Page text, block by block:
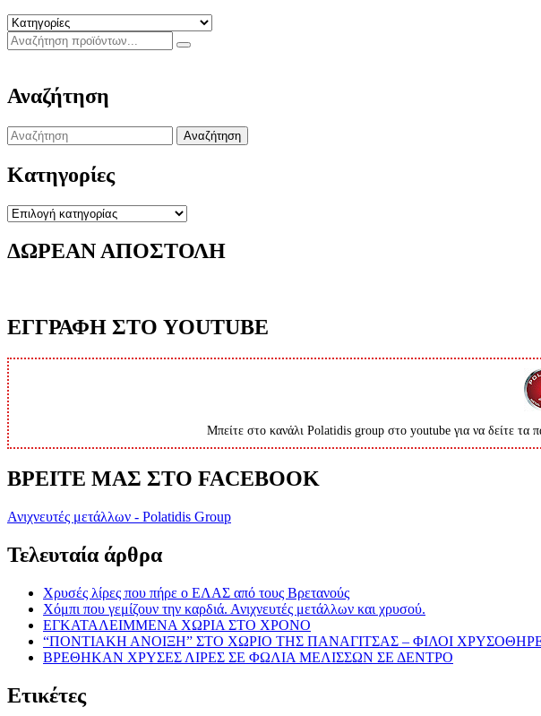
Αναζήτηση
Search
for:
Κατηγορίες
Κατηγορίες
ΔΩΡΕΑΝ ΑΠΟΣΤΟΛΗ
ΕΓΓΡΑΦΗ ΣΤΟ YOUTUBE
Μπείτε στο κανάλι Polatidis group στο youtube για να δείτε τα
ΒΡΕΙΤΕ ΜΑΣ ΣΤΟ FACEBOOK
Ανιχνευτές μετάλλων - Polatidis Group
Τελευταία άρθρα
Χρυσές λίρες που πήρε ο ΕΛΑΣ από τους Βρετανούς
Χόμπι που γεμίζουν την καρδιά. Ανιχνευτές μετάλλων και χρυσού.
ΕΓΚΑΤΑΛΕΙΜΜΕΝΑ ΧΩΡΙΑ ΣΤΟ ΧΡΟΝΟ
“ΠΟΝΤΙΑΚΗ ΑΝΟΙΞΗ” ΣΤΟ ΧΩΡΙΟ ΤΗΣ ΠΑΝΑΓΙΤΣΑΣ – ΦΙΛΟΙ
ΒΡΕΘΗΚΑΝ ΧΡΥΣΕΣ ΛΙΡΕΣ ΣΕ ΦΩΛΙΑ ΜΕΛΙΣΣΩΝ ΣΕ ΔΕΝΤΡΟ
Ετικέτες